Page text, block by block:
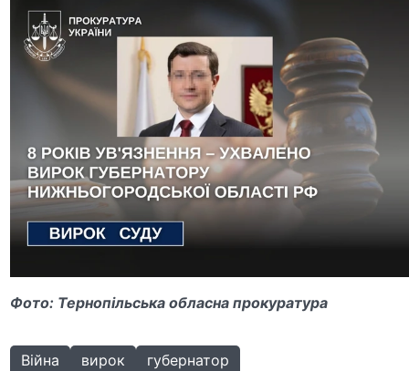
Фото: Тернопільська обласна прокуратура
Війна вирок губернатор